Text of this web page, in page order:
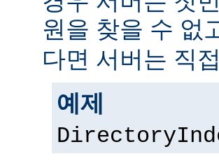
원을 찾을 수 없
다면 서버는 직
예제